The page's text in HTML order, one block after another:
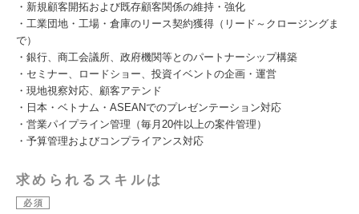
・新規顧客開拓および既存顧客関係の維持・強化
・工業団地・工場・倉庫のリース契約獲得（リード～クロージングま
で）
・銀行、商工会議所、政府機関等とのパートナーシップ構築
・セミナー、ロードショー、投資イベントの企画・運営
・現地視察対応、顧客アテンド
・日本・ベトナム・ASEANでのプレゼンテーション対応
・営業パイプライン管理（毎月20件以上の案件管理）
・予算管理およびコンプライアンス対応
求められるスキルは
必須